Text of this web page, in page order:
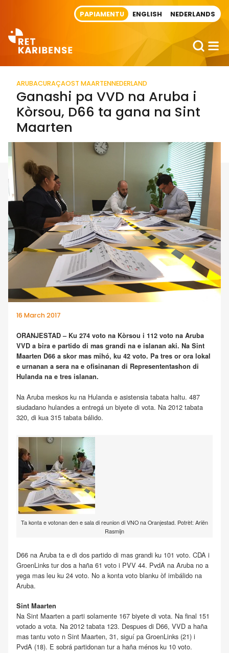
PAPIAMENTU ENGLISH NEDERLANDS
ARUBACURAÇAOST MAARTENNEDERLAND
Ganashi pa VVD na Aruba i
Kòrsou, D66 ta gana na Sint
Maarten
16 March 2017
ORANJESTAD – Ku 274 voto na Kòrsou i 112 voto na Aruba
VVD a bira e partido di mas grandi na e islanan aki. Na Sint
Maarten D66 a skor mas mihó, ku 42 voto. Pa tres or ora lokal
e urnanan a sera na e ofisinanan di Represententashon di
Hulanda na e tres islanan.
Na Aruba meskos ku na Hulanda e asistensia tabata haltu. 487
siudadano hulandes a entregá un biyete di vota. Na 2012 tabata
320, di kua 315 tabata bálido.
Ta konta e votonan den e sala di reunion di VNO na Oranjestad. Potrèt: Ariën
Rasmijn
D66 na Aruba ta e di dos partido di mas grandi ku 101 voto. CDA i
GroenLinks tur dos a haña 61 voto i PVV 44. PvdA na Aruba no a
yega mas leu ku 24 voto. No a konta voto blanku òf imbálido na
Aruba.
Sint Maarten
Na Sint Maarten a parti solamente 167 biyete di vota. Na final 151
votado a vota. Na 2012 tabata 123. Despues di D66, VVD a haña
mas tantu voto n Sint Maarten, 31, siguí pa GroenLinks (21) i
PvdA (18). E sobrá partidonan tur a haña ménos ku 10 voto.